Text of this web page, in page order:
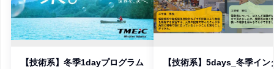
【技術系】冬季1dayプログラム
【技術系】5days_冬季イン